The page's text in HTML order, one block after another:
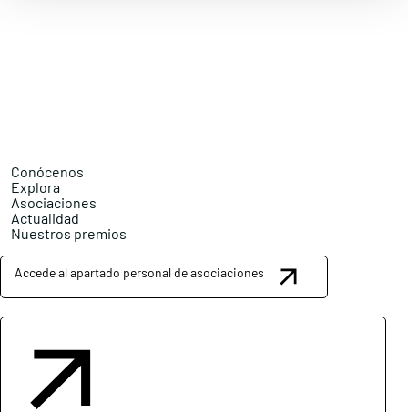
Conócenos
Explora
Asociaciones
Actualidad
Nuestros premios
Accede al apartado personal de asociaciones